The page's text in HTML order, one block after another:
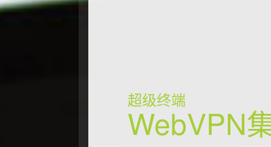
超级终端
WebVPN